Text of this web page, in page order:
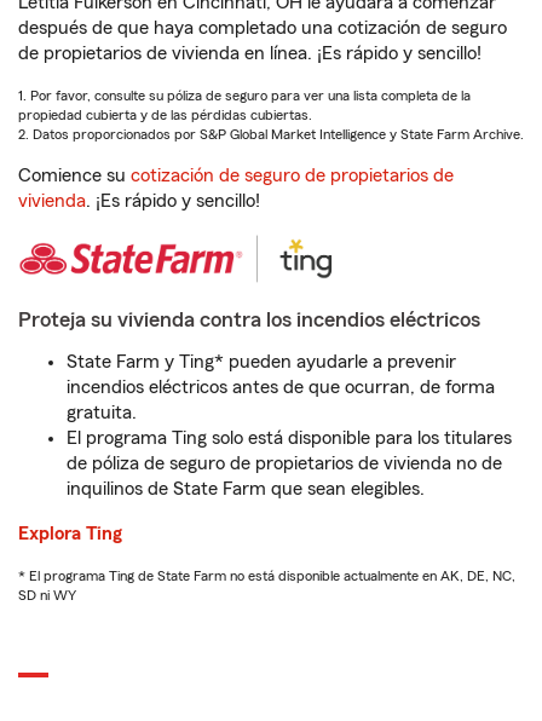
después de que haya completado una cotización de seguro
de propietarios de vivienda en línea. ¡Es rápido y sencillo!
1. Por favor, consulte su póliza de seguro para ver una lista completa de la
propiedad cubierta y de las pérdidas cubiertas.
2. Datos proporcionados por S&P Global Market Intelligence y State Farm Archive.
Comience su cotización de seguro de propietarios de
vivienda. ¡Es rápido y sencillo!
Proteja su vivienda contra los incendios eléctricos
State Farm y Ting* pueden ayudarle a prevenir
incendios eléctricos antes de que ocurran, de forma
gratuita.
El programa Ting solo está disponible para los titulares
de póliza de seguro de propietarios de vivienda no de
inquilinos de State Farm que sean elegibles.
Explora Ting
* El programa Ting de State Farm no está disponible actualmente en AK, DE, NC,
SD ni WY